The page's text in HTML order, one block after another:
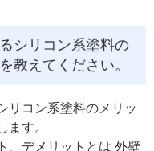
シリコン系塗料の
教えてください。
リコン系塗料のメリッ
ます。
、デメリットとは 外壁